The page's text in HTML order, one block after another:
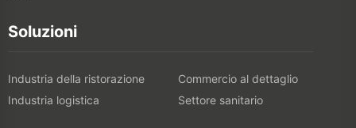
Soluzioni
Industria della ristorazione
Commercio al dettaglio
Industria logistica
Settore sanitario